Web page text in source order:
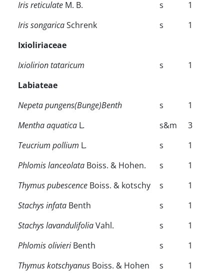
Iris reticulate M. B. s
1
Iris songaricaSchrenk s
1
Ixioliriaceae
Ixiolirion tataricum
s
1
Labiateae
Nepeta pungens(Bunge)Benth
s
1
Mentha aquatica L. s&m
3
Teucrium pollium L. s
1
Phlomis lanceolata Boiss. & Hohen. s
1
Thymus pubescence Boiss. & kotschy s
1
Stachys infata Benth s
1
Stachys lavandulifoliaVahl. s
1
Phlomis olivieri Benth s
1
Thymus kotschyanus Boiss. & Hohen s
1